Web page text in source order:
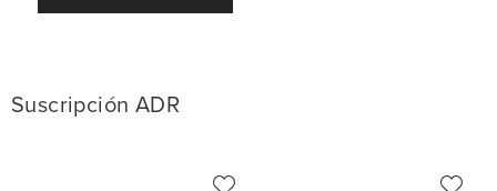
Suscripción ADR